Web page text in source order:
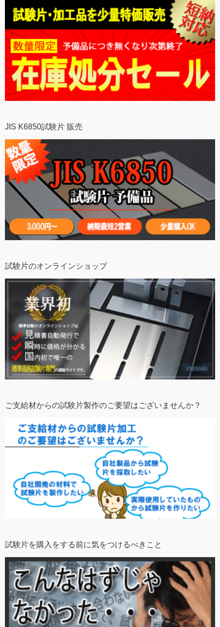
JIS K6850試験片 販売
試験片のオンラインショップ
ご支給材からの試験片製作のご要望はございませんか？
試験片を購入をする前に気をつけるべきこと